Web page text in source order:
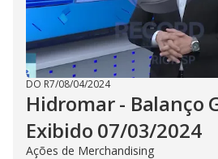
DO R7/08/04/2024
Hidromar - Balanço
Exibido 07/03/2024
Ações de Merchandising